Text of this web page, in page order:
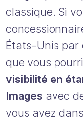
classique. Si
États-Unis par
que vous
visibilité en
Images avec
vous avez